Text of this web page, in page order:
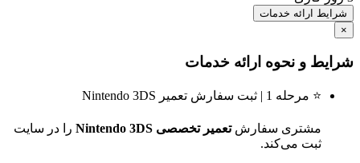
شرایط ارائه خدمات
×
شرایط و نحوه ارائه خدمات
⭐ مرحله 1 | ثبت سفارش تعمیر Nintendo 3DS
مشتری سفارشتعمیر تخصصی Nintendo 3DS
را در سایت
ثبت می‌کند.